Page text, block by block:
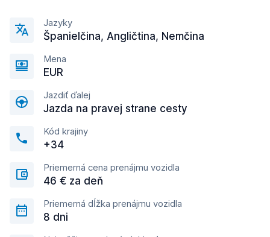
Jazyky
Španielčina, Angličtina, Nemčina
Mena
EUR
Jazdiť ďalej
Jazda na pravej strane cesty
Kód krajiny
+34
Priemerná cena prenájmu vozidla
46 € za deň
Priemerná dĺžka prenájmu vozidla
8 dni